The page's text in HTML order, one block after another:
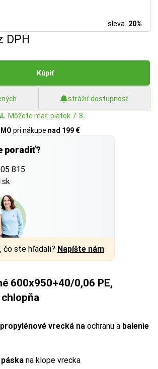
sleva 20%
DPH
Kúpiť
strážiť dostupnosť
. Môžete mať: piatok 7. 8.
pri nákupe nad 199 €
poradiť?
815
čo ste hľadali? Napíšte nám
600x950+40/0,06 PE,
vrecká na ochranu a balenie
na klope vrecka